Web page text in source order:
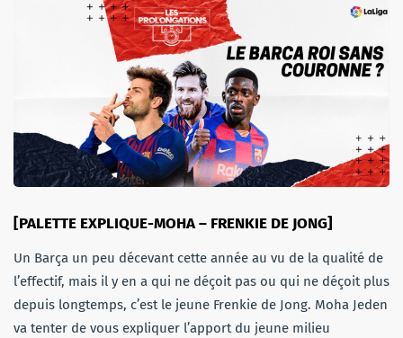
[PALETTE EXPLIQUE-MOHA – FRENKIE DE JONG]
Un Barça un peu décevant cette année au vu de la qualité de
l’effectif, mais il y en a qui ne déçoit pas ou qui ne déçoit plus
depuis longtemps, c’est le jeune Frenkie de Jong. Moha Jeden
va tenter de vous expliquer l’apport du jeune milieu